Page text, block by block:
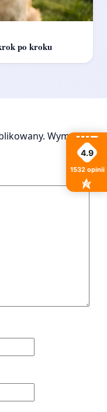
po kroku
Wymagane
4.9
1532 opinii